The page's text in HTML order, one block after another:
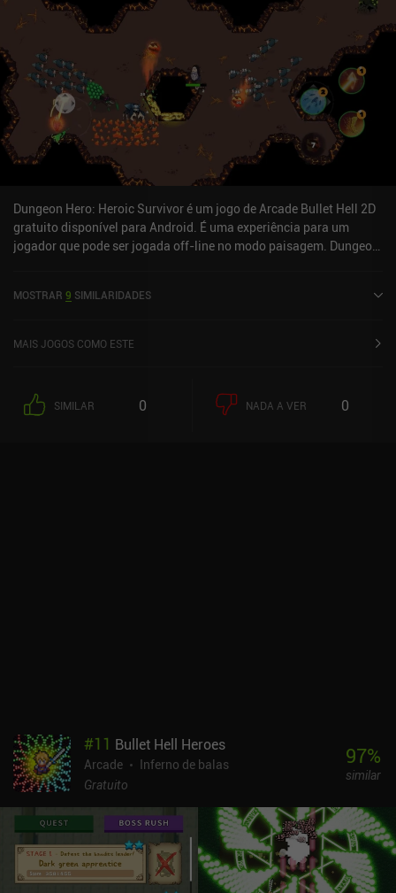
Dungeon Hero: Heroic Survivor é um jogo de Arcade Bullet Hell 2D
gratuito disponível para Android. É uma experiência para um
jogador que pode ser jogada off-line no modo paisagem. Dungeon
MOSTRAR 9 SIMILARIDADES
MAIS JOGOS COMO ESTE
SIMILAR 0 NADA A VER 0
#11 Bullet Hell Heroes
Arcade
Inferno de balas
Gratuito
97%
similar